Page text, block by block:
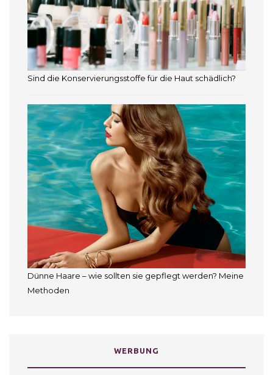
Sind die Konservierungsstoffe für die Haut schädlich?
Dünne Haare – wie sollten sie gepflegt werden? Meine
Methoden
WERBUNG